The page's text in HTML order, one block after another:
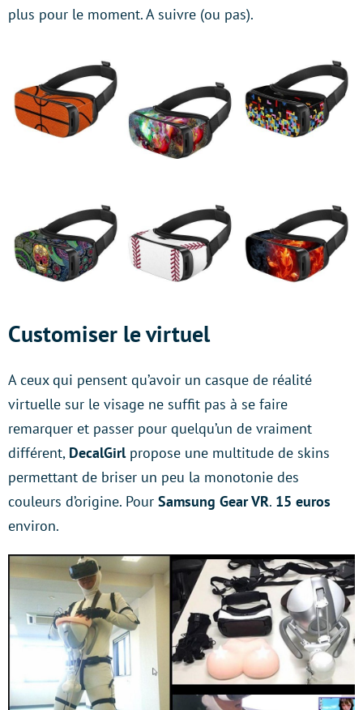
plus pour le moment. A suivre (ou pas).
Customiser le virtuel
A ceux qui pensent qu’avoir un casque de réalité
virtuelle sur le visage ne suffit pas à se faire
remarquer et passer pour quelqu’un de vraiment
différent, DecalGirlpropose une multitude de skins
permettant de briser un peu la monotonie des
couleurs d’origine. Pour Samsung Gear VR. 15 euros
environ.